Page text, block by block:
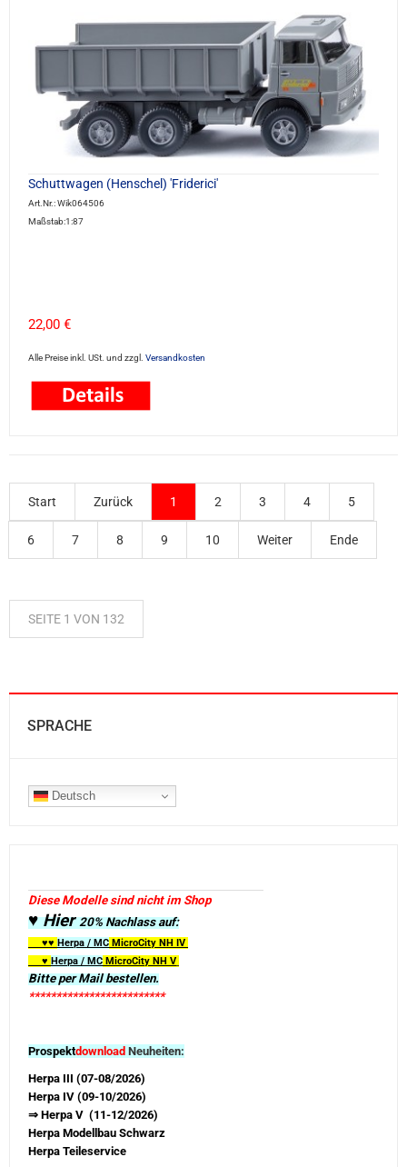
Schuttwagen (Henschel) 'Friderici'
Art.Nr.: Wik064506
Maßstab:1:87
22,00 €
Alle Preise inkl. USt. und zzgl. Versandkosten
Start Zurück 1 2 3 4 5
6 7 8 9 10 Weiter Ende
SEITE 1 VON 132
SPRACHE
Deutsch
Diese Modelle sind nicht im Shop
♥ Hier20% Nachlass auf:
♥♥ Herpa / MC MicroCity NH IV
♥ Herpa / MC MicroCity NH V
Bitte per Mail bestellen.
*************************
Prospektdownload Neuheiten:
Herpa III (07-08/2026)
Herpa IV (09-10/2026)
⇒ Herpa V (11-12/2026)
Herpa Modellbau Schwarz
Herpa Teileservice